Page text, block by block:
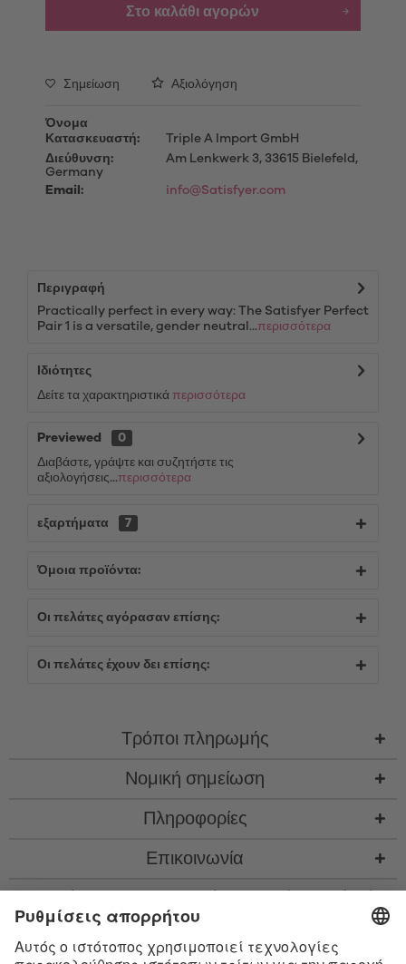
Στο καλάθι αγορών
Σημείωση Αξιολόγηση
Όνομα
Κατασκευαστή:
Triple A Import GmbH
Διεύθυνση:
Am Lenkwerk 3, 33615 Bielefeld,
Germany
Email:
info@Satisfyer.com
Περιγραφή
Practically perfect in every way: The Satisfyer Perfect
Pair 1 is a versatile, gender neutral...περισσότερα
Ιδιότητες
Δείτε τα χαρακτηριστικά περισσότερα
Previewed
0
Διαβάστε, γράψτε και συζητήστε τις
αξιολογήσεις...περισσότερα
εξαρτήματα 7
Όμοια προϊόντα:
Οι πελάτες αγόρασαν επίσης:
Οι πελάτες έχουν δει επίσης:
Τρόποι πληρωμής
Νομική σημείωση
Πληροφορίες
Επικοινωνία
παραλαβής, αν δεν περιγράφεται κάτι διαφορετικό
Bluetooth SIG, Inc. και η χρήση τέτοιων σημάτων από την Satisfyer GmbH